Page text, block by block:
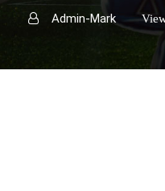
Admin-Mark